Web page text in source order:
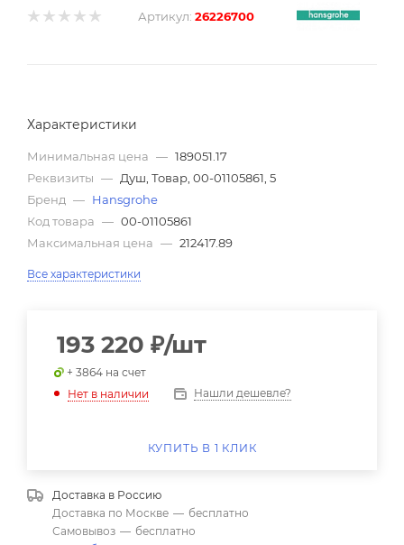
Артикул: 26226700
Характеристики
Минимальная цена — 189051.17
Реквизиты — Душ, Товар, 00-01105861, 5
Бренд — Hansgrohe
Код товара — 00-01105861
Максимальная цена — 212417.89
Все характеристики
193 220 ₽/шт
+ 3864 на счет
Нет в наличии
Нашли дешевле?
КУПИТЬ В 1 КЛИК
Доставка в Россию
Доставка по Москве — бесплатно
Самовывоз — бесплатно